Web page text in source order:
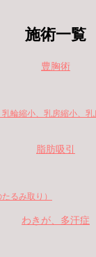
施術一覧
豊胸術
輪縮小、乳房縮小、
脂肪吸引
るみ取り）
わきが、多汗症